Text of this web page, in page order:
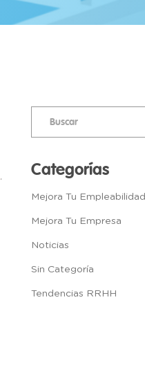
.
Categorías
Mejora Tu Empleabilidad
Mejora Tu Empresa
Noticias
Sin Categoría
Tendencias RRHH